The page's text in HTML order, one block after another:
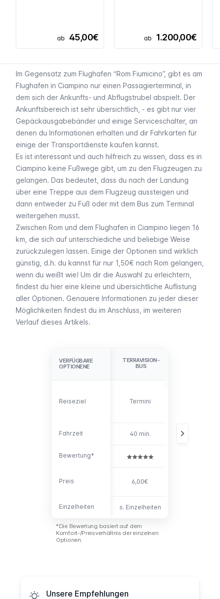
ab 45,00€ ab 1.200,00€
Im Gegensatz zum Flughafen “Rom Fiumicino”, gibt es am
Flughafen in Ciampino nur einen Passagierterminal, in
dem sich der Ankunfts- und Abflugstrubel abspielt. Der
Ankunftsbereich ist sehr übersichtlich, - es gibt nur vier
Gepäckausgabebänder und einige Serviceschalter, an
denen du Informationen erhalten und dir Fahrkarten für
einige der Transportdienste kaufen kannst.
Es ist interessant und auch hilfreich zu wissen, dass es in
Ciampino keine Fußwege gibt, um zu den Flugzeugen zu
gelangen. Das bedeutet, dass du nach der Landung
über eine Treppe aus dem Flugzeug aussteigen und
dann entweder zu Fuß oder mit dem Bus zum Terminal
weitergehen musst.
Zwischen Rom und dem Flughafen in Ciampino liegen 16
km, die sich auf unterschiediche und beliebige Weise
zurückzulegen lassen. Einige der Optionen sind wirklich
günstig, d.h. du kannst für nur 1,50€ nach Rom gelangen,
wenn du weißt wie! Um dir die Auswahl zu erleichtern,
findest du hier eine kleine und übersichtliche Auflistung
aller Optionen. Genauere Informationen zu jeder dieser
Möglichkeiten findest du im Anschluss, im weiteren
Verlauf dieses Artikels.
VERFÜGBARE
OPTIONENE
Reiseziel
Fahrzeit
Bewertung*
Preis
Einzelheiten
VERFÜGBARE
OPTIONENE
TERRAVISION-
BUS
Reiseziel Termini
Fahrzeit 40 min.
Bewertung*
Preis 6,00€
Einzelheiten s. Einzelheiten
*Die Bewertung basiert auf dem
Komfort-/Preisverhältnis der einzelnen
Optionen.
Unsere Empfehlungen